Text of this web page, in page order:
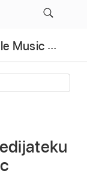
Upute za uporabu aplikacije Apple Music Classical